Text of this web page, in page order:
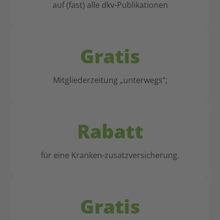
auf (fast) alle dkv-Publikationen
Gratis
Mitgliederzeitung „unterwegs“;
Rabatt
für eine Kranken-zusatzversicherung.
Gratis